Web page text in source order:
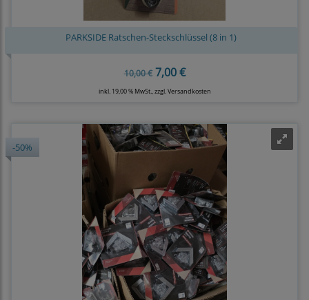
PARKSIDE Ratschen-Steckschlüssel (8 in 1)
10,00 €7,00 €
inkl. 19,00 % MwSt., zzgl.Versandkosten
-50%